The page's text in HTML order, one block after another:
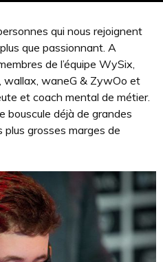
qui nous rejoignent
que passionnant. A
de l’équipe WySix,
wallax, waneG & ZywOo et
et coach mental de métier.
déjà de grandes
plus grosses marges de